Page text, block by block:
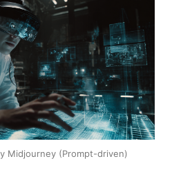
Midjourney (Prompt-driven)